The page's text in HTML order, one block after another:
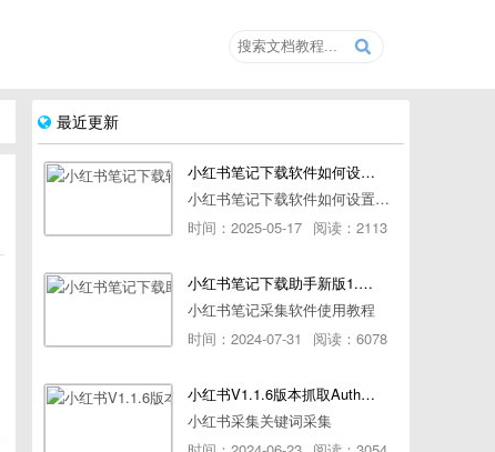
最近更新
小红书笔记下载软件如何设置浏览器路径
小红书笔记下载软件如何设置浏览器路径
时间：2025-05-17 阅读：2113
小红书笔记下载助手新版1.1.7版本使用教程
小红书笔记采集软件使用教程
时间：2024-07-31
阅读：6078
小红书V1.1.6版本抓取AuthorId最新教程
小红书采集关键词采集